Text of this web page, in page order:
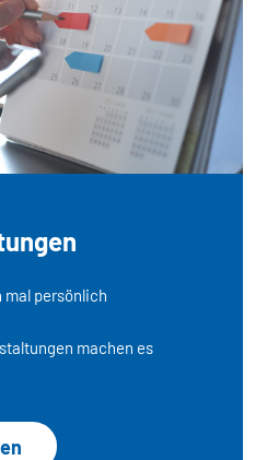
mal persönlich
machen es